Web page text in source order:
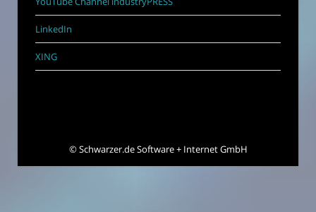
LinkedIn
XING
©Schwarzer.de Software + Internet GmbH